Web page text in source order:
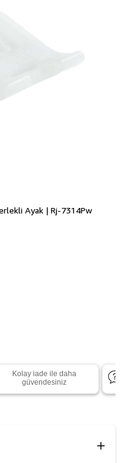
Ayak | Rj-7314Pw
Kolay iade ile daha
güvendesiniz